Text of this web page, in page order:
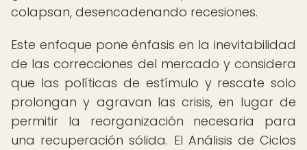
colapsan, desencadenando recesiones.
Este enfoque pone énfasis en la inevitabilidad
de las correcciones del mercado y considera
que las políticas de estímulo y rescate solo
prolongan y agravan las crisis, en lugar de
permitir la reorganización necesaria para
una recuperación sólida. El Análisis de Ciclos